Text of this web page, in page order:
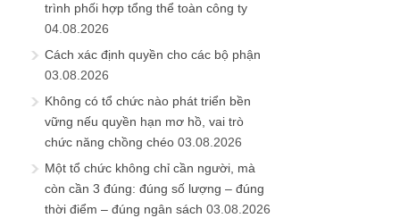
trình phối hợp tổng thể toàn công ty
04.08.2026
Cách xác định quyền cho các bộ phận
03.08.2026
Không có tổ chức nào phát triển bền
vững nếu quyền hạn mơ hồ, vai trò
chức năng chồng chéo 03.08.2026
Một tổ chức không chỉ cần người, mà
còn cần 3 đúng: đúng số lượng – đúng
thời điểm – đúng ngân sách 03.08.2026